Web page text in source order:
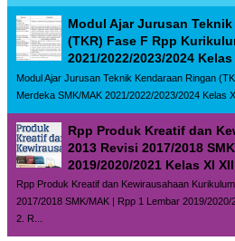
Modul Ajar Jurusan
(TKR) Fase F Rpp
2021/2022/2023/2024
Modul Ajar Jurusan Teknik Kendaraan Ringan
Merdeka SMK/MAK 2021/2022/2023/2024 Kelas
Rpp Produk Kreatif dan
2013 Revisi 2017/2018
2019/2020/2021 Kelas XI
Rpp Produk Kreatif dan Kewirausahaan
2017/2018 SMK/MAK | Rpp 1 Lembar 2019/
2. R...